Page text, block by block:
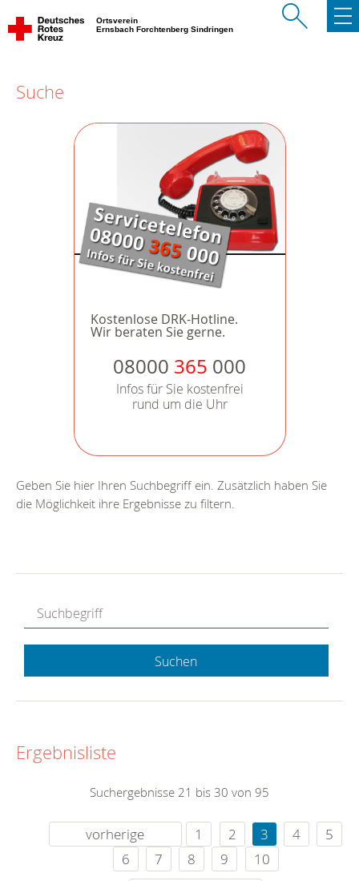
Ortsverein
Ernsbach Forchtenberg Sindringen
Suche
Kostenlose DRK-Hotline.
Wir beraten Sie gerne.
08000 365 000
Infos für Sie kostenfrei
rund um die Uhr
Geben Sie hier Ihren Suchbegriff ein. Zusätzlich haben Sie
die Möglichkeit ihre Ergebnisse zu filtern.
Suchen
Ergebnisliste
Suchergebnisse 21 bis 30 von 95
vorherige 1 2 3 4
5
6
7 8 9
10